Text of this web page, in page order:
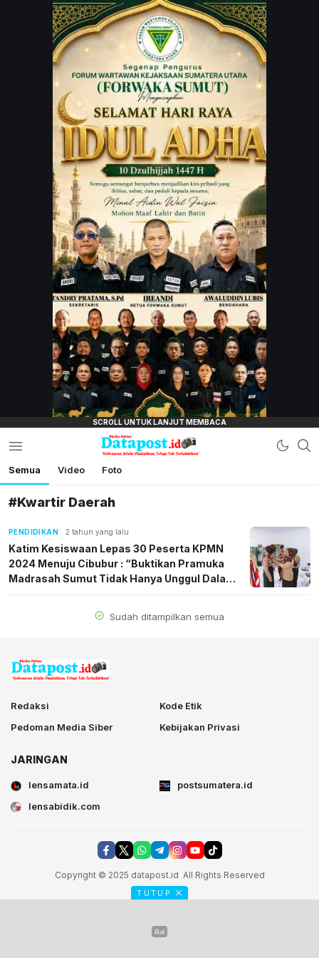
JARINGAN
lensamata.id
postsumatera.id
Datapost.id
Kebenaran Selalu Disalahkan, Tetapi Tak
Semua Video Foto
#Kwartir Daerah
PENDIDIKAN 2 tahun yang lalu
Katim Kesiswaan Lepas 30 Peserta KPMN
2024 Menuju Cibubur : “Buktikan Pramuka
Madrasah Sumut Tidak Hanya Unggul Dalam
Menjunjung Nilai Agama”
Sudah ditampilkan semua
Redaksi
Kode Etik
Pedoman Media Siber
Kebijakan Privasi
JARINGAN
lensamata.id
postsumatera.id
lensabidik.com
Copyright © 2025 datapost.id All Rights Reserved
TUTUP